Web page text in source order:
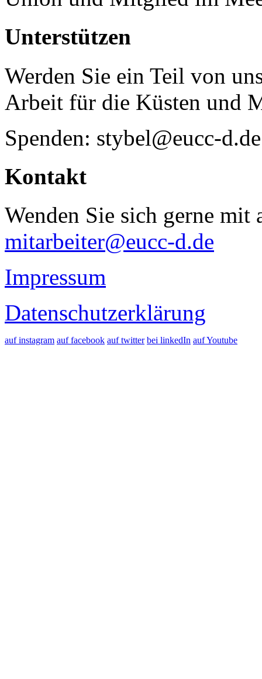
Unterstützen
Werden Sie ein Teil von
Arbeit für die Küsten und
Spenden: stybel@eucc-d.de
Kontakt
Wenden Sie sich gerne mit
mitarbeiter@eucc-d.de
Impressum
Datenschutzerklärung
auf instagram auf facebook auf twitter bei linkedIn auf Youtube